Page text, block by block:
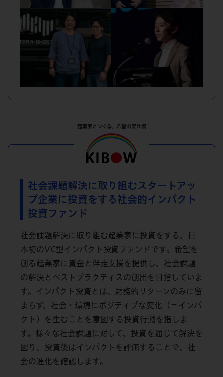
起業家とつくる、希望の架け橋
社会課題解決に取り組む スタートアッ
プ企業に投資をする 社会的インパクト
投資ファンド
社会課題解決に取り組む起業家に投資をする、日
本初のVC型インパクト投資ファンドです。希望を
創る起業家に資金と伴走支援を提供し、社会課題
の解決とベストプラクティスの創出を目指していま
す。インパクト投資とは、財務的リターンのみに留
まらず、社会・環境にポジティブな変化（＝インパ
クト）を生むことを意図する投資行動を指しま
す。様々な社会課題に対して、投資を通じて解決を
図り、投資後はインパクトを評価することで、社
会の進化を確認します。